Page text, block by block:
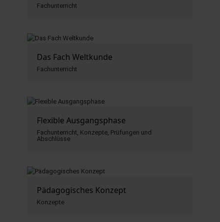
Fachunterricht
Das Fach Weltkunde
Fachunterricht
Flexible Ausgangsphase
Fachunterricht, Konzepte, Prüfungen und
Abschlüsse
Pädagogisches Konzept
Konzepte